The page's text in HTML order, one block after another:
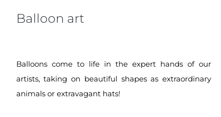
Balloon art
Balloons come to life in the expert hands of our
artists, taking on beautiful shapes as extraordinary
animals or extravagant hats!